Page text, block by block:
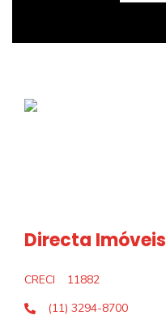
Directa Imóveis
CRECI
11882
(11) 3294-8700